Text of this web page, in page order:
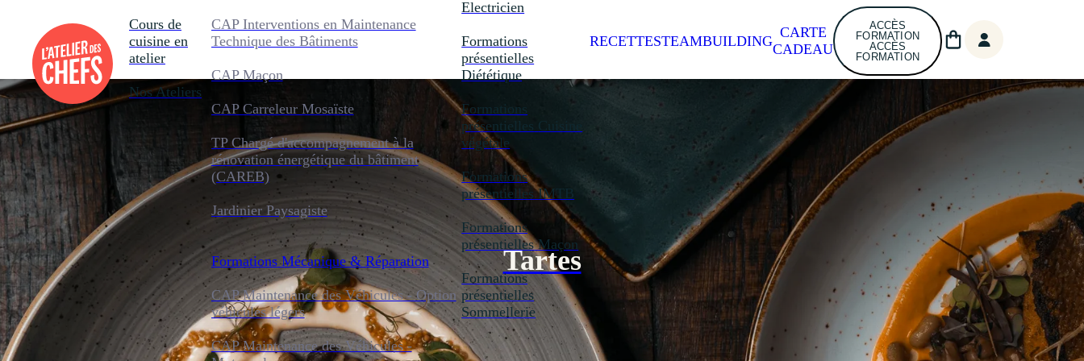
Cours de
cuisine en
atelier
Nos Ateliers
CAP Interventions en Maintenance
Technique des Bâtiments
CAP Maçon
CAP Carreleur Mosaïste
TP Chargé d'accompagnement à la
rénovation énergétique du bâtiment
(CAREB)
Jardinier Paysagiste
Formations Mécanique & Réparation
CAP Maintenance des Véhicules - Option
véhicules légers
CAP Maintenance des Véhicules -
Electricien
Formations
présentielles
Diététique
Formations
présentielles Cuisine
végétale
Formations
présentielles IMTB
Formations
présentielles Maçon
Formations
présentielles
Sommellerie
RECETTESTEAMBUILDING
CARTE
CADEAU
ACCÈS
FORMATION
ACCÈS
FORMATION
Tartes